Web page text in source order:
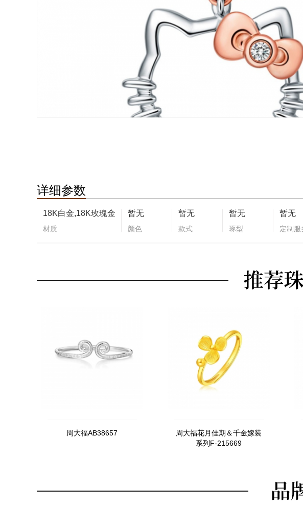
详细参数
18K白金,18K玫瑰金
材质
暂无
颜色
暂无
款式
暂无
琢型
暂无
定制服
周大福AB38657
周大福花月佳期＆千金嫁装
系列F-215669